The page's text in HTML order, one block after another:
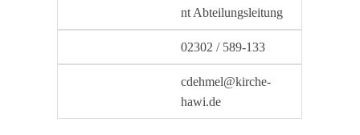
nt Abteilungsleitung
02302 / 589-133
cdehmel@kirche-
hawi.de